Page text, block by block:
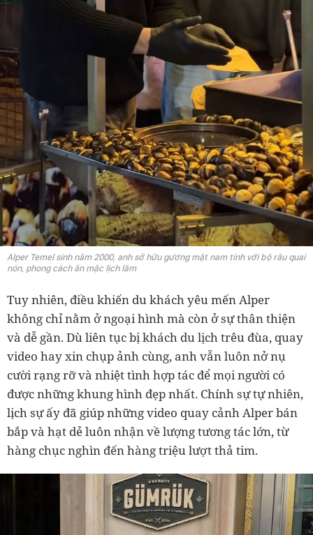
Alper Temel sinh năm 2000, anh sở hữu gương mặt nam tính với bộ râu quai
nón, phong cách ăn mặc lịch lãm
Tuy nhiên, điều khiến du khách yêu mến Alper
không chỉ nằm ở ngoại hình mà còn ở sự thân thiện
và dễ gần. Dù liên tục bị khách du lịch trêu đùa, quay
video hay xin chụp ảnh cùng, anh vẫn luôn nở nụ
cười rạng rỡ và nhiệt tình hợp tác để mọi người có
được những khung hình đẹp nhất. Chính sự tự nhiên,
lịch sự ấy đã giúp những video quay cảnh Alper bán
bắp và hạt dẻ luôn nhận về lượng tương tác lớn, từ
hàng chục nghìn đến hàng triệu lượt thả tim.